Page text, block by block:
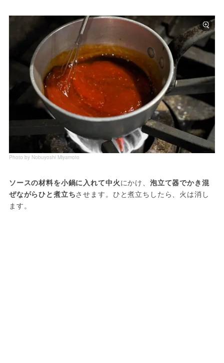
Photo by Nobuyoshi Miyamoto
ソースの材料を小鍋に入れて中火にかけ、 泡立て器でかき混
ぜながらひと煮立ちさせます。ひと煮立ちしたら、火は消し
ます。